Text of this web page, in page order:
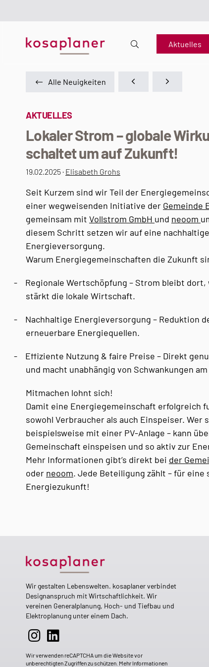
Aktuelles
Alle Neuigkeiten
AKTUELLES
Lokaler Strom – globale
schaltet um auf Zukunft!
19.02.2025 · Elisabeth Grohs
Seit Kurzem sind wir Teil der
einer wegweisenden Initiative der Gemeinde
gemeinsam mit Vollstrom GmbH und neoom
diesem Schritt setzen wir auf eine
Energieversorgung.
Warum Energiegemeinschaften die Zukunft
-
Regionale Wertschöpfung – Strom bleibt
stärkt die lokale Wirtschaft.
-
Nachhaltige Energieversorgung – Reduktion
erneuerbare Energiequellen.
-
Effiziente Nutzung & faire Preise – Direkt
und macht unabhängig von Schwankungen
Mitmachen lohnt sich!
Damit eine Energiegemeinschaft erfolgreich
sowohl Verbraucher als auch Einspeiser. Wer
beispielsweise mit einer PV-Anlage – kann
Gemeinschaft einspeisen und so aktiv zur
Mehr Informationen gibt’s direkt bei der
oder neoom. Jede Beteiligung zählt – für eine
Energiezukunft!
Wir gestalten Lebenswelten. kosaplaner verbindet
Designanspruch mit Wirtschaftlichkeit. Wir
vereinen Generalplanung, Hoch- und Tiefbau und
Elektroplanung unter einem Dach.
Wir verwenden reCAPTCHA um die Website vor
unberechtigten Zugriffen zu schützen. Mehr Informationen